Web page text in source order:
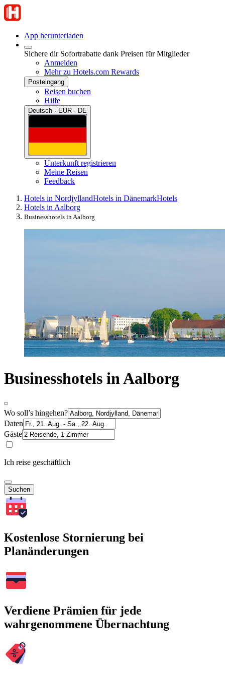
App herunterladen
Sichere dir Sofortrabatte dank Preisen für Mitglieder
Anmelden
Mehr zu Hotels.com Rewards
Posteingang
Reisen buchen
Hilfe
Deutsch · EUR · DE
Unterkunft registrieren
Meine Reisen
Feedback
Hotels in NordjyllandHotels in DänemarkHotels
Hotels in Aalborg
Businesshotels in Aalborg
Businesshotels in Aalborg
Wo soll’s hingehen?
Daten
Gäste
Ich reise geschäftlich
Suchen
Kostenlose Stornierung bei
Planänderungen
Verdiene Prämien für jede
wahrgenommene Übernachtung